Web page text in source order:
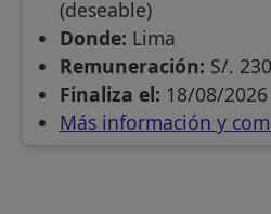
(deseable)
Donde: Lima
Remuneración: S/.
Finaliza el: 18/08/2026
Más información y